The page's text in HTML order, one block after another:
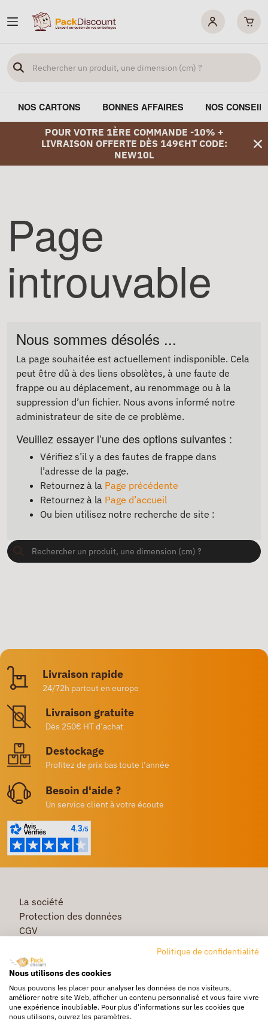
NOS CARTONS BONNES AFFAIRES NOS
POUR VOTRE 1ÈRE COMMANDE -10% +
LIVRAISON OFFERTE DÈS 149€HT CODE:
NEW10L
Page
introuvable
Nous sommes désolés ...
La page souhaitée est actuellement indisponible. Cela
peut être dû à des liens obsolètes, à une faute de
frappe ou au déplacement, au renommage ou à la
suppression d’un fichier. Nous avons informé notre
administrateur de site de ce problème.
Veuillez essayer l’une des options suivantes :
Vérifiez s’il y a des fautes de frappe dans
l’adresse de la page.
Retournez à la Page précédente
Retournez à la Page d’accueil
Ou bien utilisez notre recherche de site :
Livraison rapide
24/72h partout en europe
Livraison gratuite
Dès 250€ HT d’achat
Destockage
Profitez de prix bas toute l’année
Besoin d'aide ?
Un service client à votre écoute
La société
Protection des données
CGV
Commande rapide
Livraison
Politique de confidentialité
Nous utilisons des cookies
Nous pouvons les placer pour analyser les données de nos visiteurs,
améliorer notre site Web, afficher un contenu personnalisé et vous faire vivre
une expérience inoubliable. Pour plus d'informations sur les cookies que
nous utilisons, ouvrez les paramètres.